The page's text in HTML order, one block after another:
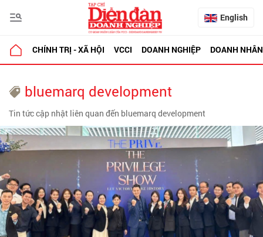
English
CHÍNH TRỊ - XÃ HỘI VCCI DOANH NGHIỆP DOANH NHÂN
bluemarq development
Tin tức cập nhật liên quan đến bluemarq development